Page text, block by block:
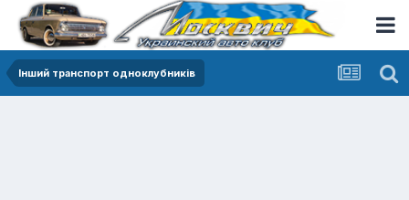
Інший транспорт одноклубників